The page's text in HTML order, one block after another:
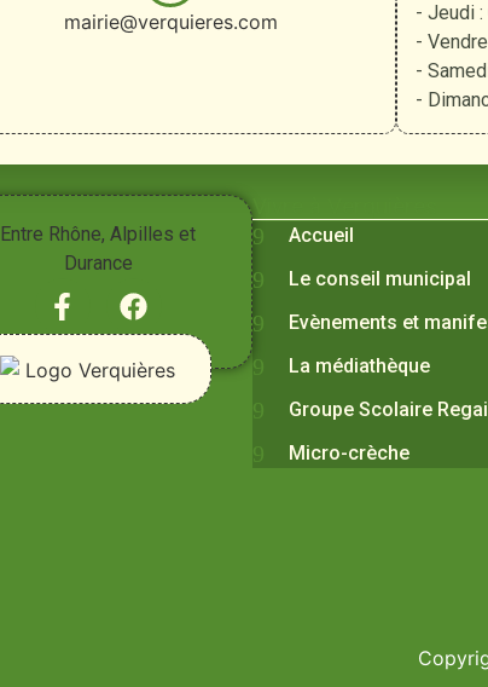
mairie@verquieres.com
- Jeudi
-
-
-
Entre Rhône, Alpilles et
Durance
Vivre à Verquières
Accueil
Le conseil municipal
Evènements et
La médiathèque
Groupe Scolaire
Micro-crèche